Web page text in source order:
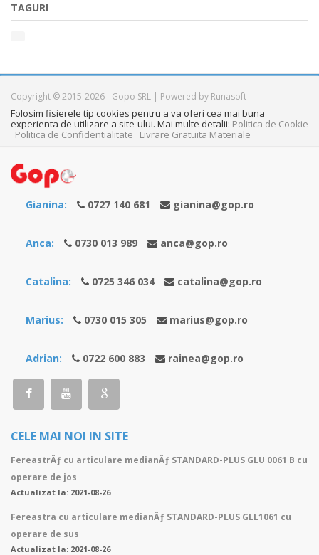
TAGURI
Copyright © 2015-2026 - Gopo SRL | Powered by Runasoft
Folosim fisierele tip cookies pentru a va oferi cea mai buna
experienta de utilizare a site-ului. Mai multe detalii: Politica de Cookie
Politica de Confidentialitate
Livrare Gratuita Materiale
Gianina: 0727 140 681 gianina@gop.ro
Anca: 0730 013 989 anca@gop.ro
Catalina: 0725 346 034 catalina@gop.ro
Marius: 0730 015 305 marius@gop.ro
Adrian: 0722 600 883 rainea@gop.ro
CELE MAI NOI IN SITE
FereastrÄƒ cu articulare medianÄƒ STANDARD-PLUS GLU 0061 B cu
operare de jos
Actualizat la: 2021-08-26
Fereastra cu articulare medianÄƒ STANDARD-PLUS GLL1061 cu
operare de sus
Actualizat la: 2021-08-26